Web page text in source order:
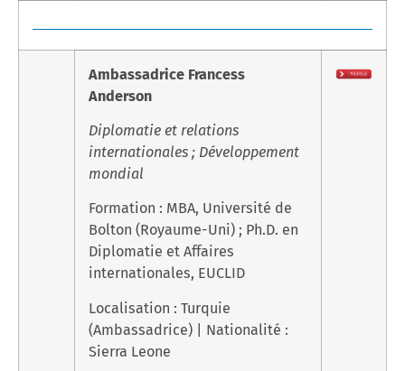
Ambassadrice Francess
Anderson
Diplomatie et relations
internationales ; Développement
mondial
Formation : MBA, Université de
Bolton (Royaume-Uni) ; Ph.D. en
Diplomatie et Affaires
internationales, EUCLID
Localisation : Turquie
(Ambassadrice) | Nationalité :
Sierra Leone